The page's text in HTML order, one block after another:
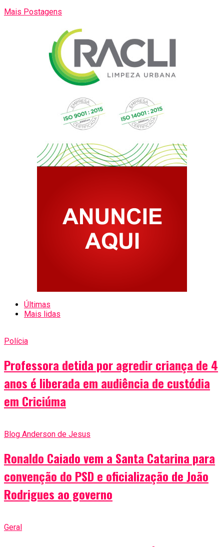
Mais Postagens
Últimas
Mais lidas
Polícia
Professora detida por agredir criança de 4
anos é liberada em audiência de custódia
em Criciúma
Blog Anderson de Jesus
Ronaldo Caiado vem a Santa Catarina para
convenção do PSD e oficialização de João
Rodrigues ao governo
Geral